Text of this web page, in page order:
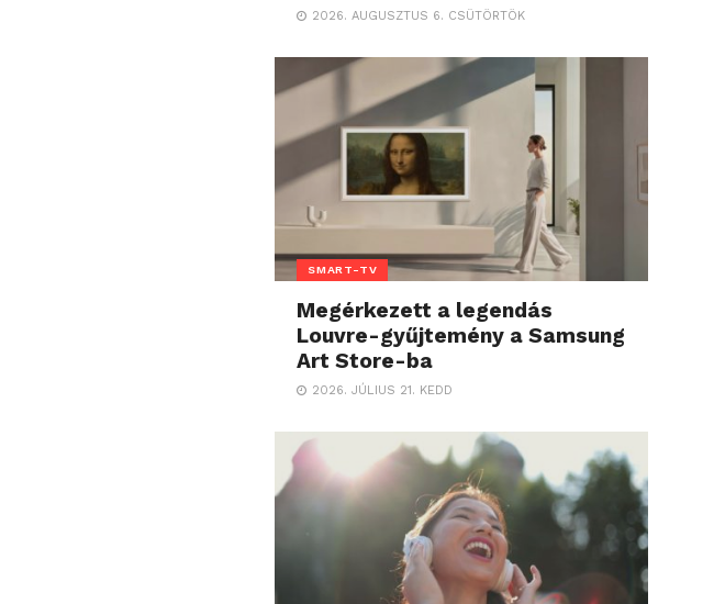
2026. AUGUSZTUS 6. CSÜTÖRTÖK
SMART-TV
Megérkezett a legendás
Louvre-gyűjtemény a Samsung
Art Store-ba
2026. JÚLIUS 21. KEDD